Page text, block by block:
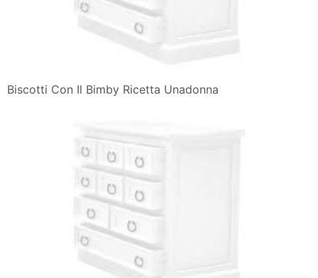
Biscotti Con Il Bimby Ricetta Unadonna